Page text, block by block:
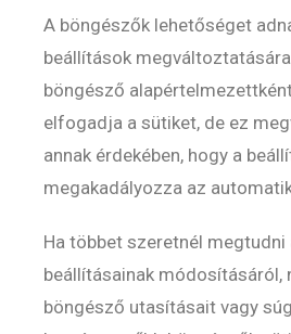
A böngészők lehetőséget
beállítások
böngésző
elfogadja a sütiket, de ez
annak érdekében, hogy a
megakadályozza az
Ha többet szeretnél megtudni
beállításainak módosításáról,
böngésző utasításait vagy